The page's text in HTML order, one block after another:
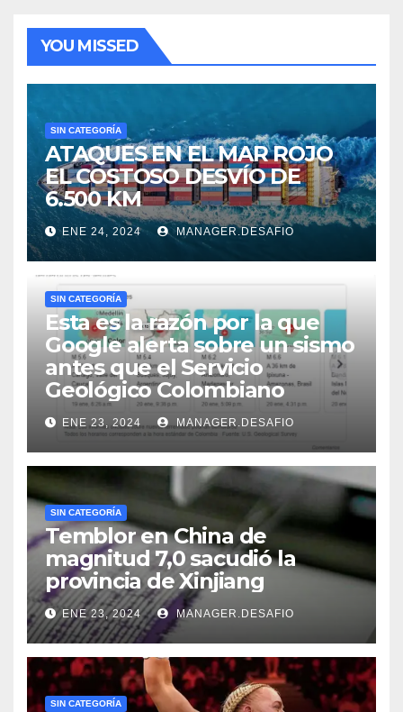
YOU MISSED
SIN CATEGORÍA
ATAQUES EN EL MAR ROJO
EL COSTOSO DESVÍO DE
6.500 KM
ENE 24, 2024 MANAGER.DESAFIO
SIN CATEGORÍA
Esta es la razón por la que
Google alerta sobre un sismo
antes que el Servicio
Geológico Colombiano
ENE 23, 2024 MANAGER.DESAFIO
SIN CATEGORÍA
Temblor en China de
magnitud 7,0 sacudió la
provincia de Xinjiang
ENE 23, 2024 MANAGER.DESAFIO
SIN CATEGORÍA